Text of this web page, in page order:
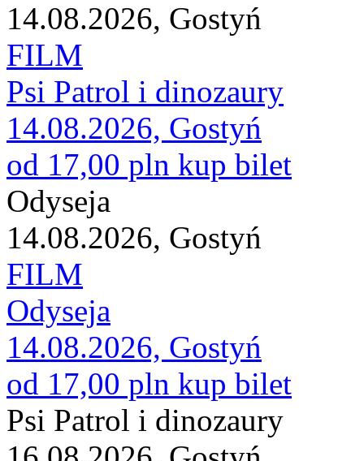
14.08.2026, Gostyń
FILM
Psi Patrol i dinozaury
14.08.2026, Gostyń
od 17,00 pln kup bilet
Odyseja
14.08.2026, Gostyń
FILM
Odyseja
14.08.2026, Gostyń
od 17,00 pln kup bilet
Psi Patrol i dinozaury